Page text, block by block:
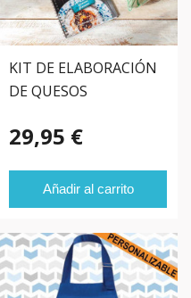
KIT DE ELABORACIÓN
DE QUESOS
29,95 €
Añadir al carrito